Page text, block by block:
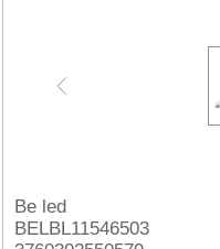
Be led
BELBL11546503